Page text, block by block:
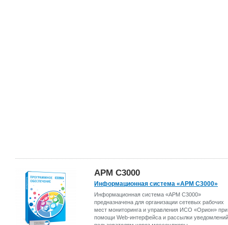
АРМ С3000
Информационная система «АРМ С3000»
Информационная система «АРМ С3000»
предназначена для организации сетевых рабочих
мест мониторинга и управления ИСО «Орион» при
помощи Web-интерфейса и рассылки уведомлений